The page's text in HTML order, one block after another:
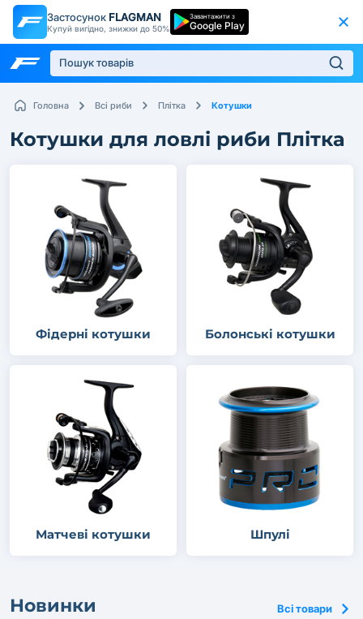
Застосунок FLAGMAN
Купуй вигідно, знижки до 50%
Завантажити з
Google Play
Головна Всі риби Плітка Котушки
Котушки для ловлі риби Плітка
Фідерні котушки Болонські котушки
Матчеві котушки Шпулі
Новинки Всі товари